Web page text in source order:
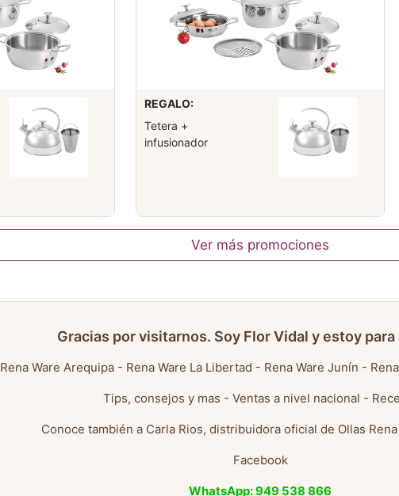
REGALO:
Tetera +
infusionador
Ver más promociones
Gracias por visitarnos. Soy Flor Vidal y estoy
Rena Ware Arequipa- Rena Ware La Libertad - Rena Ware Junín -
Tips, consejos y mas - Ventas a nivel nacional -
Conoce también a Carla Rios, distribuidora oficial de Ollas
Facebook
WhatsApp: 949 538 866